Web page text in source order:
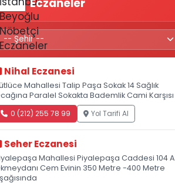
Nihal Eczanesi
Mahallesi Talip Paşa Sokak 14 Sağlık
Paralel Sokakta Bademlik Cami Karşısı
0 (212) 255 78 99 Yol Tarifi Al
Seher Eczanesi
Mahallesi Piyalepaşa Caddesi 104 A
Cem Evinin 350 Metre -400 Metre